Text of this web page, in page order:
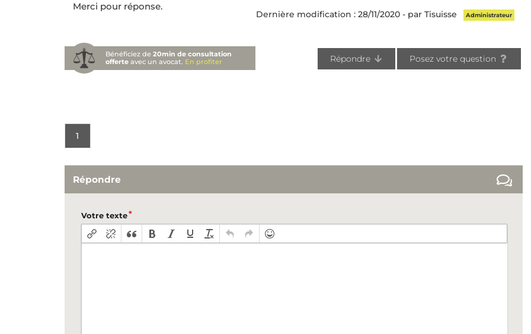
Merci pour réponse.
Dernière modification : 28/11/2020 - par Tisuisse Administrateur
Bénéficiez de20min de consultation
offerte avec un avocat. En profiter Répondre Posez votre question
1
Répondre
Votre texte